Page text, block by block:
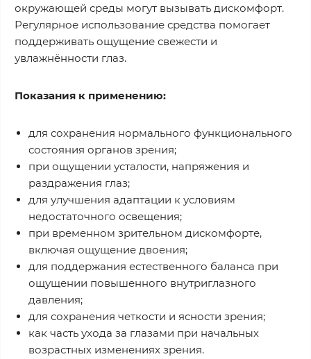
окружающей среды могут вызывать дискомфорт.
Регулярное использование средства помогает
поддерживать ощущение свежести и
увлажнённости глаз.
Показания к применению:
для сохранения нормального функционального
состояния органов зрения;
при ощущении усталости, напряжения и
раздражения глаз;
для улучшения адаптации к условиям
недостаточного освещения;
при временном зрительном дискомфорте,
включая ощущение двоения;
для поддержания естественного баланса при
ощущении повышенного внутриглазного
давления;
для сохранения четкости и ясности зрения;
как часть ухода за глазами при начальных
возрастных изменениях зрения.